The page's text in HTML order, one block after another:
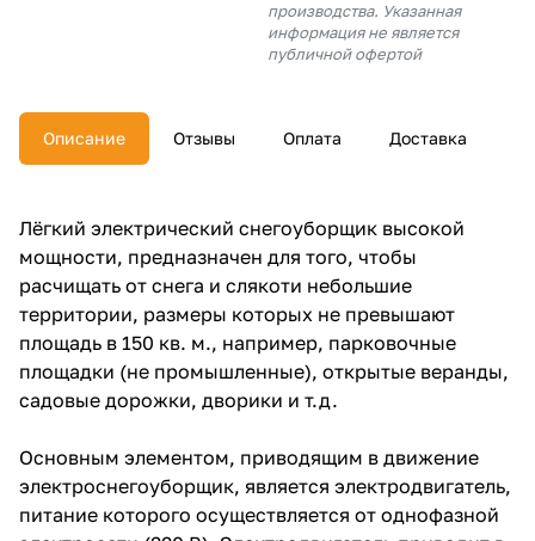
производства. Указанная
информация не является
публичной офертой
Описание Отзывы Оплата Доставка
Лёгкий электрический снегоуборщик высокой
мощности, предназначен для того, чтобы
расчищать от снега и слякоти небольшие
территории, размеры которых не превышают
площадь в 150 кв. м., например, парковочные
площадки (не промышленные), открытые веранды,
садовые дорожки, дворики и т.д.
Основным элементом, приводящим в движение
электроснегоуборщик, является электродвигатель,
питание которого осуществляется от однофазной